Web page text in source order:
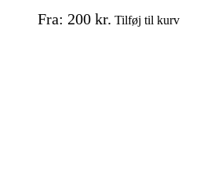
Fra: 200 kr. Tilføj til kurvDette